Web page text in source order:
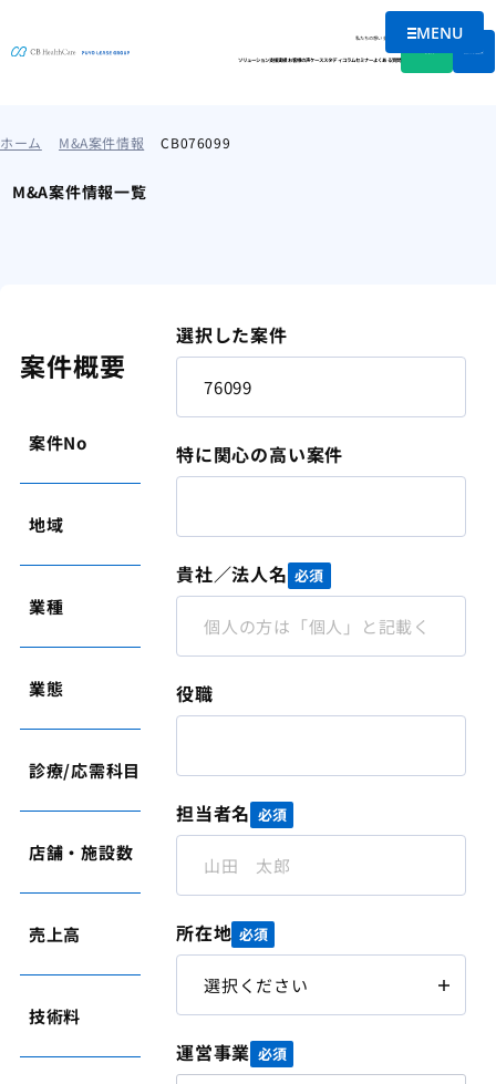
メニュー
MENU
私たちの想い会社情報
ソリューション支援実績お客様の声ケーススタディコラムセミナーよくある質問
ホーム M&A案件情報 CB076099
M&A案件情報一覧
案件概要
案件No 76099
地域
業種
業態
診療/応需科目 小児科
店舗・施設数
売上高 2,600万円
技術料 1,300万円
選択した案件
特に関心の高い案件
貴社／法人名 必須
役職
担当者名 必須
所在地 必須
運営事業 必須